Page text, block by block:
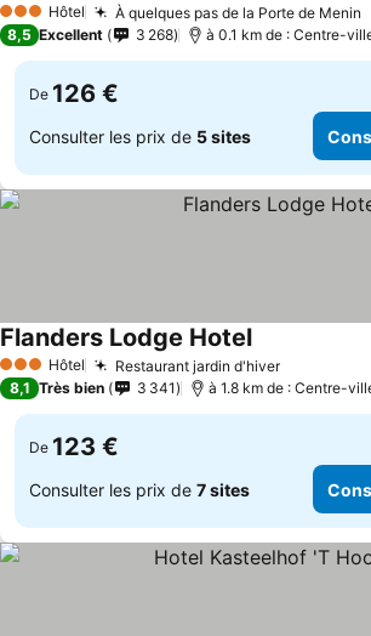
3 ÉtoilesHôtel À quelques pas de la Porte de Menin
8,5 Excellent 3 268 à 0.1 km de : Centre-
De 126 €
Consulter les prix de 5 sites
3 ÉtoilesHôtel Restaurant jardin d'hiver
Flanders Lodge Hotel
8,1 Très bien 3 341 à 1.8 km de : Centre-
De 123 €
Consulter les prix de 7 sites